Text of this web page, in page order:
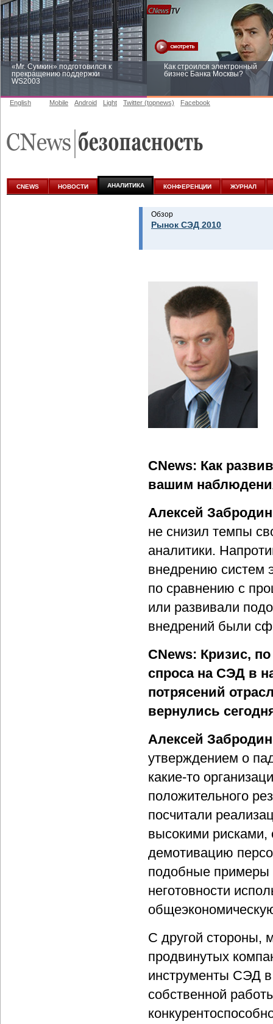
«Mr. Сумкин» подготовился к
прекращению поддержки
WS2003
Как строился электронный
бизнес Банка Москвы?
аналитике
English Mobile Android Light Twitter (topnews) Facebook
CNEWS НОВОСТИ АНАЛИТИКА КОНФЕРЕНЦИИ ЖУРНАЛ
Обзор
Рынок СЭД 2010
CNews: Как
вашим
Алексей
не снизил темпы
аналитики.
внедрению систем
по сравнению с
или развивали
внедрений были
CNews: Кризис,
спроса на СЭД в
потрясений
вернулись
Алексей
утверждением о
какие-то
положительного
посчитали
высокими рисками,
демотивацию
подобные примеры
неготовности
С другой стороны,
продвинутых
инструменты СЭД
собственной